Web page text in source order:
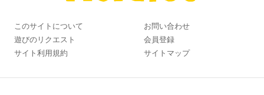
このサイトについて
お問い合わせ
遊びのリクエスト
会員登録
サイト利用規約
サイトマップ